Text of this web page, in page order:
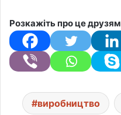
Розкажіть про це
виробництво